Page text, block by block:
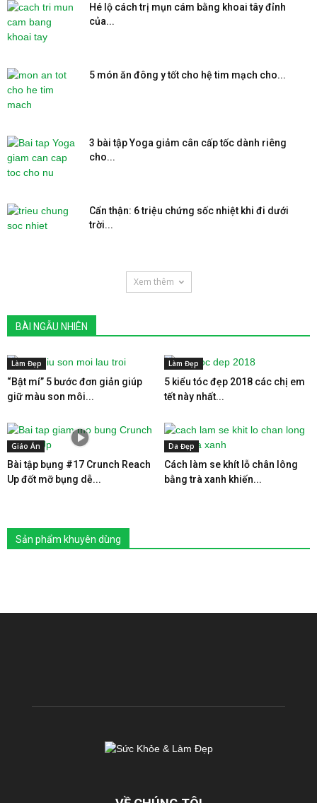
Hé lộ cách trị mụn cám bằng khoai tây đỉnh
của...
5 món ăn đông y tốt cho hệ tim mạch cho...
3 bài tập Yoga giảm cân cấp tốc dành riêng
cho...
Cẩn thận: 6 triệu chứng sốc nhiệt khi đi dưới
trời...
Xem thêm
BÀI NGẪU NHIÊN
Làm Đẹp
“Bật mí” 5 bước đơn giản giúp
giữ màu son môi...
Làm Đẹp
5 kiểu tóc đẹp 2018 các chị em
tết này nhất...
Giáo Án
Bài tập bụng #17 Crunch Reach
Up đốt mỡ bụng dễ...
Da Đẹp
Cách làm se khít lỗ chân lông
bằng trà xanh khiến...
Sản phẩm khuyên dùng